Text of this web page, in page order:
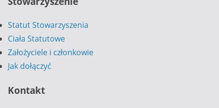
Statut Stowarzyszenia
Ciała Statutowe
Założyciele i członkowie
Jak dołączyć
Kontakt